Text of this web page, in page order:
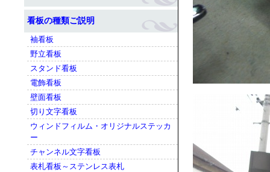
看板の種類ご説明
袖看板
野立看板
スタンド看板
電飾看板
壁面看板
切り文字看板
ウィンドフィルム・オリジナルステッカ
ー
チャンネル文字看板
表札看板～ステンレス表札